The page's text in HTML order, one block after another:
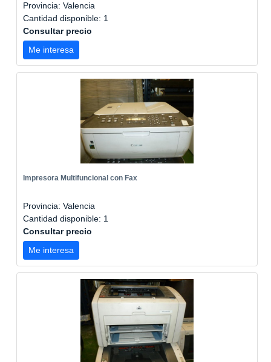
Provincia: Valencia
Cantidad disponible: 1
Consultar precio
Me interesa
Impresora Multifuncional con Fax
Provincia: Valencia
Cantidad disponible: 1
Consultar precio
Me interesa